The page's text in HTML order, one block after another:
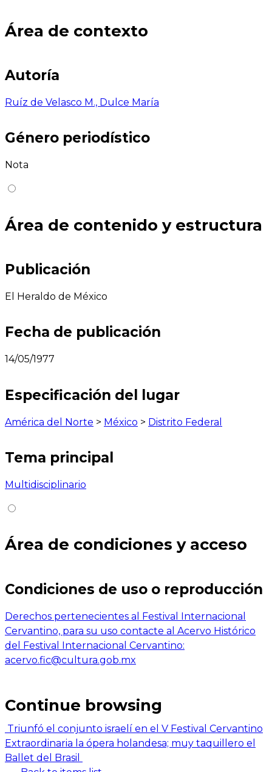
Área de contexto
Autoría
Ruíz de Velasco M., Dulce María
Género periodístico
Nota
Área de contenido y estructura
Publicación
El Heraldo de México
Fecha de publicación
14/05/1977
Especificación del lugar
América del Norte > México > Distrito Federal
Tema principal
Multidisciplinario
Área de condiciones y acceso
Condiciones de uso o reproducción
Derechos pertenecientes al Festival Internacional
Cervantino, para su uso contacte al Acervo Histórico
del Festival Internacional Cervantino:
acervo.fic@cultura.gob.mx
Continue browsing
Triunfó el conjunto israelí en el V Festival Cervantino
Extraordinaria la ópera holandesa; muy taquillero el
Ballet del Brasil